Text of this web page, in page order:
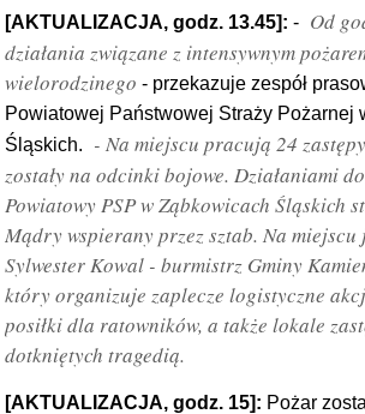
[AKTUALIZACJA, godz. 13.45]: - Od
działania związane z intensywnym
wielorodzinego - przekazuje zespół
Powiatowej Państwowej Straży Pożarnej
Śląskich.
- Na miejscu pracują 24
zostały na odcinki bojowe. Działaniami
Powiatowy PSP w Ząbkowicach Śląskich
Mądry wspierany przez sztab. Na miejscu
Sylwester Kowal - burmistrz Gminy
który organizuje zaplecze logistyczne
posiłki dla ratowników, a także lokale
dotkniętych tragedią.
[AKTUALIZACJA, godz. 15]: Pożar